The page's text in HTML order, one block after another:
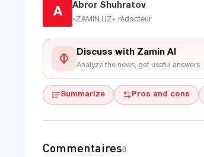
A
Abror Shuhratov
«ZAMIN.UZ» rédacteur
Discuss with Zamin AI
Analyze the news, get useful answers
Summarize Pros and cons
Commentaires0